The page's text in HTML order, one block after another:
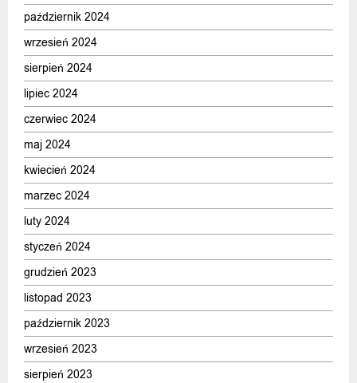
październik 2024
wrzesień 2024
sierpień 2024
lipiec 2024
czerwiec 2024
maj 2024
kwiecień 2024
marzec 2024
luty 2024
styczeń 2024
grudzień 2023
listopad 2023
październik 2023
wrzesień 2023
sierpień 2023